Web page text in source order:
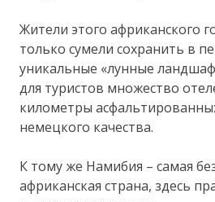
Жители этого африканского
только сумели сохранить в
уникальные «лунные
для туристов множество
километры
немецкого качества.
К тому же Намибия – самая
африканская страна, здесь